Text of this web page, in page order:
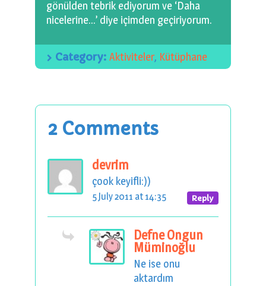
gönülden tebrik ediyorum ve ‘Daha
nicelerine…’ diye içimden geçiriyorum.
Category: Aktiviteler, Kütüphane
2 Comments
devrim
çook keyifli:))
Reply
5 July 2011 at 14:35
Defne Ongun
Müminoğlu
Ne ise onu
aktardım